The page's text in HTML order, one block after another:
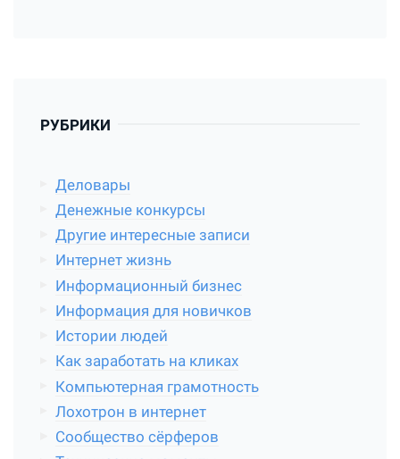
РУБРИКИ
Деловары
Денежные конкурсы
Другие интересные записи
Интернет жизнь
Информационный бизнес
Информация для новичков
Истории людей
Как заработать на кликах
Компьютерная грамотность
Лохотрон в интернет
Сообщество сёрферов